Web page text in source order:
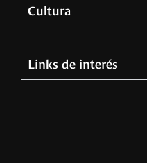
Cultura
Links de interés